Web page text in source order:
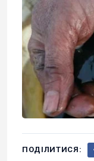
ПОДІЛИТИСЯ: